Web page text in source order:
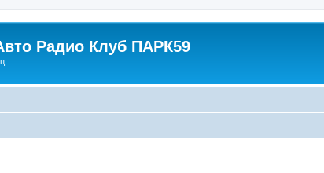
Радио Клуб ПАРК59